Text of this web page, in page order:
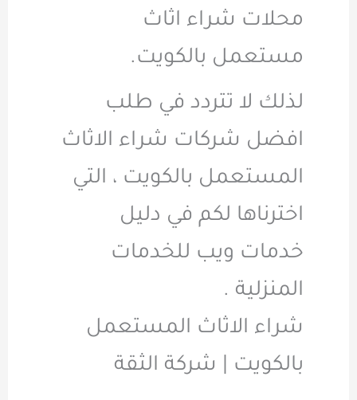
محلات شراء اثاث
مستعمل بالكويت.
لذلك لا تتردد في طلب
افضل شركات شراء الاثاث
المستعمل بالكويت ، التي
اخترناها لكم في دليل
خدمات ويب للخدمات
المنزلية .
شراء الاثاث المستعمل
بالكويت | شركة الثقة